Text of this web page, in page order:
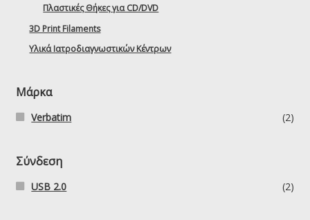
Πλαστικές Θήκες για CD/DVD
3D Print Filaments
Υλικά Ιατροδιαγνωστικών Κέντρων
Μάρκα
Verbatim (2)
Σύνδεση
USB 2.0 (2)